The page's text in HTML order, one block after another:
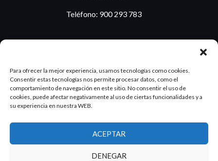
Para ofrecer la mejor experiencia, usamos tecnologías como cookies.
Consentir estas tecnologías nos permite procesar datos, como el
comportamiento de navegación en este sitio. No consentir el uso de
cookies, puede afectar negativamente al uso de ciertas funcionalidades y a
su experiencia en nuestra WEB.
ACEPTAR
DENEGAR
Teléfono: 900 293 783
2026 Dake. Todos los derechos reservados.